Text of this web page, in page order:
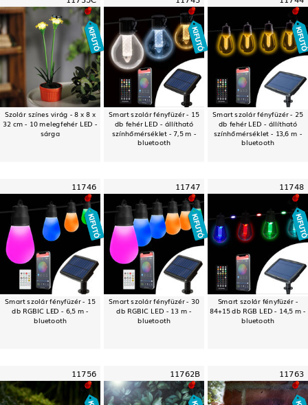
Szolár színes virág - 8 x 8 x
32 cm - 10 melegfehér LED -
sárga
Smart szolár fényfüzér - 15
db fehér LED - állítható
színhőmérséklet - 7,5 m -
bluetooth
Smart szolár fényfüzér - 25
db fehér LED - állítható
színhőmérséklet - 13,6 m -
bluetooth
11746
Smart szolár fényfüzér - 15
db RGBIC LED - 6,5 m -
bluetooth
11747
Smart szolár fényfüzér - 30
db RGBIC LED - 13 m -
bluetooth
11748
Smart szolár fényfüzér -
84+15 db RGB LED - 14,5 m -
bluetooth
11756 11762B 11763